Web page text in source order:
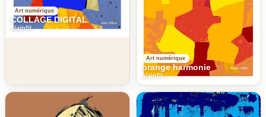
Art numérique
COLLAGE DIGITAL
alainfil
Art numérique
orange harmonie
alainfil